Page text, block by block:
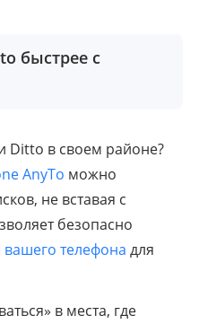
быстрее с
Ditto в своем районе?
AnyTo можно
не вставая с
безопасно
вашего телефона для
в места, где